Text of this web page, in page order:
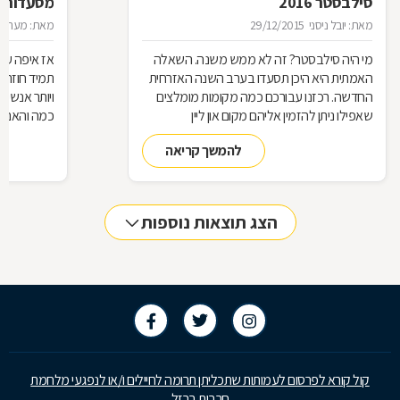
מאת: יובל ניסני 29/12/2015
מי היה סילבסטר? זה לא ממש משנה. השאלה
האמתית היא היכן תסעדו בערב השנה האזרחית
החדשה. רכזנו עבורכם כמה מקומות מומלצים
שאפילו ניתן להזמין אליהם מקום און ליין
להמשך קריאה
מאת:
אז איפה
תמיד
ויותר
כמה והאם
הצג תוצאות נוספות
קול קורא לפרסום לעמותות שתכליתן תרומה לחיילים ו/או לנפגעי מלחמת